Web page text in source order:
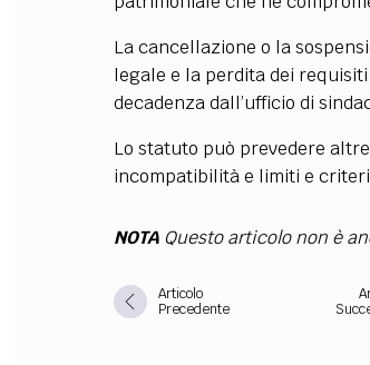
La cancellazione o la
legale e la perdita dei
decadenza dall’ufficio di
Lo statuto può prevedere
incompatibilità e limiti e
NOTAQuesto articolo non è
Articolo
Precedente